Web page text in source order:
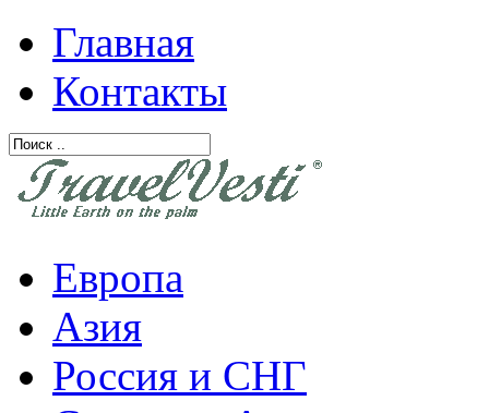
Главная
Контакты
Европа
Азия
Россия и СНГ